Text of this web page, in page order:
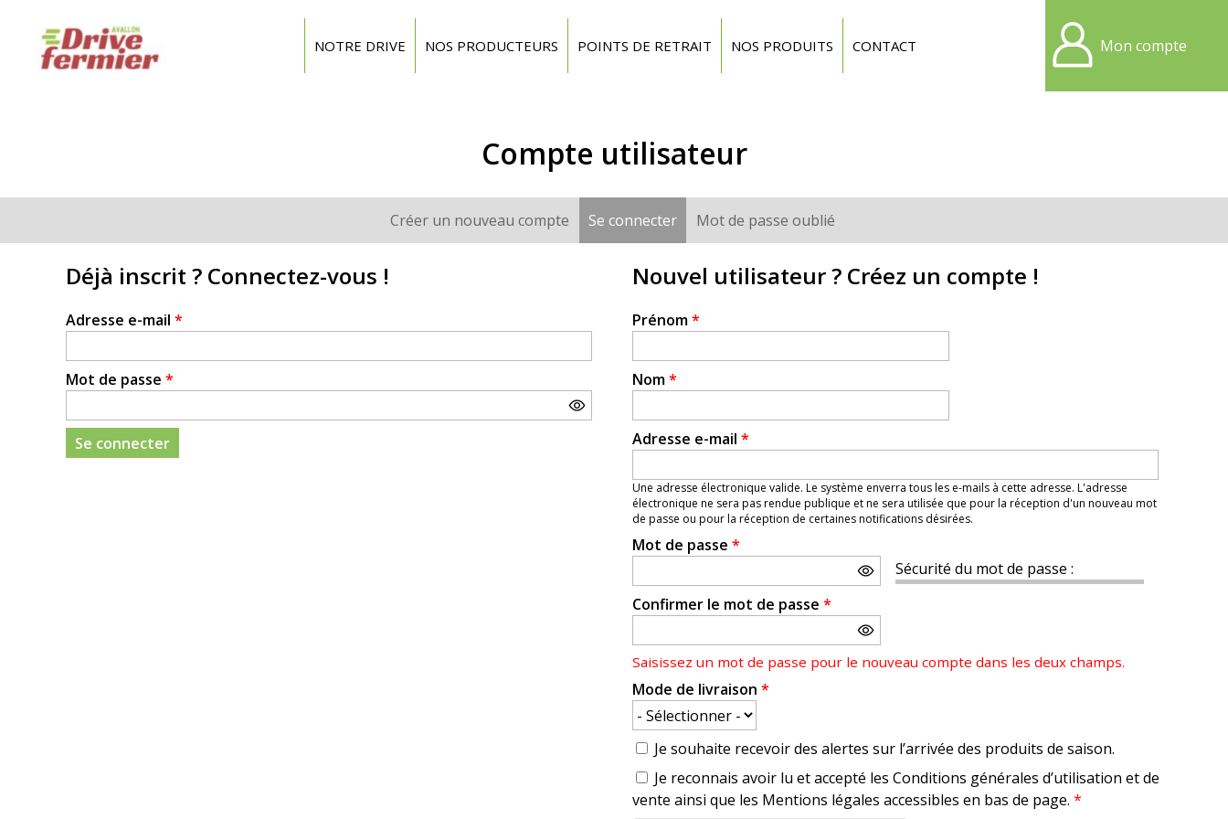
NOTRE DRIVE NOS PRODUCTEURS POINTS DE RETRAIT NOS PRODUITS CONTACT Mon compte
Compte utilisateur
principaux
Créer un nouveau compte Se connecter (onglet actif)
Mot de passe oublié
Déjà inscrit ? Connectez-vous !
Adresse e-mail *
Mot de passe *
Nouvel utilisateur ? Créez un compte !
Prénom*
Nom*
Adresse e-mail *
Une adresse électronique valide. Le système enverra tous les e-mails à cette adresse. L'adresse
électronique ne sera pas rendue publique et ne sera utilisée que pour la réception d'un nouveau mot
de passe ou pour la réception de certaines notifications désirées.
Mot de passe *
Sécurité du mot de passe :
Confirmer le mot de passe *
Saisissez un mot de passe pour le nouveau compte dans les deux champs.
Mode de livraison *
Je souhaite recevoir des alertes sur l’arrivée des produits de saison.
Je reconnais avoir lu et accepté les Conditions générales d’utilisation et de
vente ainsi que les Mentions légales accessibles en bas de page. *